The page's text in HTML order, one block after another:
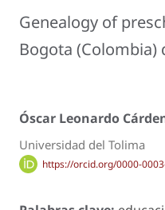
Genealogy of
Bogota
Óscar Leonardo
Universidad del Tolima
https://orcid.org/0000-